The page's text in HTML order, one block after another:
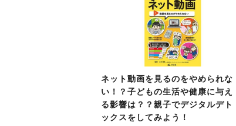
ネット動画を見るのをやめられな
い！？子どもの生活や健康に与え
る影響は？？親子でデジタルデト
ックスをしてみよう！